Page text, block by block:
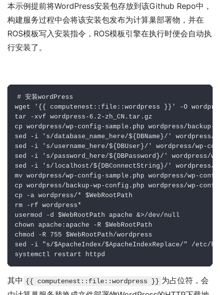
本示例提前将WordPress安装包存放到该Github Repo中，
构建服务过程中会将该安装包发布为计算巢部署物，并在
ROS模板写入安装指令，ROS模板引擎在执行时便会自动执
行安装了。
# 安装wordPress
wget '{{ computenest::file::wordpress }}' -O
tar -xvf wordpress-6.2-zh_CN.tar.gz
cp wordpress/wp-config-sample.php wordpress/backup-
sed -i 's/database_name_here/${DBName}/' wordpress/
sed -i 's/username_here/${DBUser}/' wordpress/wp-
sed -i 's/password_here/${DBPassword}/' wordpress/
sed -i 's/localhost/${DBConnectString}/' wordpress/
mv wordpress/wp-config-sample.php wordpress/wp-
cp wordpress/backup-wp-config.php wordpress/wp-
cp -a wordpress/* $WebRootPath
rm -rf wordpress*
usermod -d $WebRootPath apache &>/dev/null
chown apache:apache -R $WebRootPath
chmod -R 755 $WebRootPath/wordpress
sed -i "s/$ApacheIndex/$ApacheIndexReplace/" /etc/
systemctl restart httpd
其中 {{ computenest::file::wordpress }} 为占位符，会